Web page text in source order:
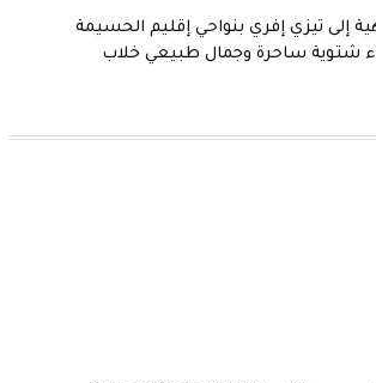
إلى تيزي إفري بنواحي إقليم الحسيمة
شتوية ساحرة وجمال طبيعي خلاب